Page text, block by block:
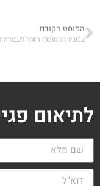
הפוסט הקודם
לתיאום